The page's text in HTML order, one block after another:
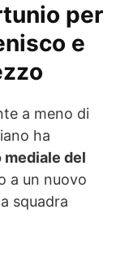
per
e
a meno di
ha
del
a un nuovo
squadra